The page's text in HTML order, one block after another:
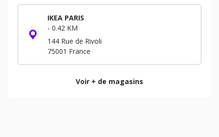
IKEA PARIS
- 0.42 KM
144 Rue de Rivoli
75001 France
Voir + de magasins